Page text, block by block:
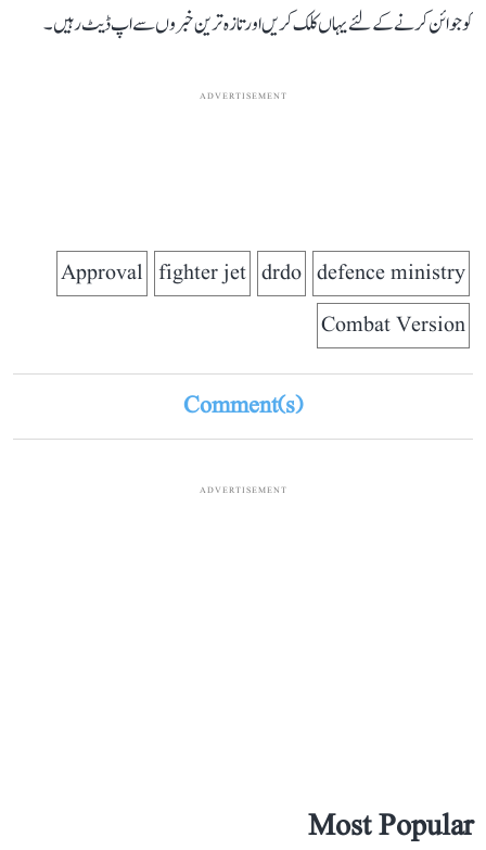
کو جوائن کرنے کے لئے یہاں کلک کریں اور تازہ ترین خبروں سے اپ ڈیٹ رہیں۔
ADVERTISEMENT
defence ministry
drdo
fighter jet
Approval
Combat Version
Comment(s)
ADVERTISEMENT
Most Popular